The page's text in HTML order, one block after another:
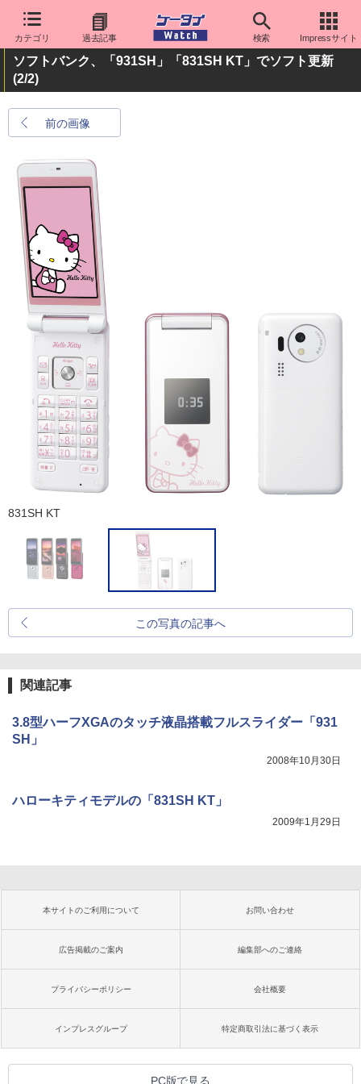
カテゴリ 過去記事 検索 Impressサイト
ソフトバンク、「931SH」「831SH KT」でソフト更新
(2/2)
前の画像
831SH KT
この写真の記事へ
関連記事
3.8型ハーフXGAのタッチ液晶搭載フルスライダー「931
SH」
2008年10月30日
ハローキティモデルの「831SH KT」
2009年1月29日
本サイトのご利用について お問い合わせ
広告掲載のご案内 編集部へのご連絡
プライバシーポリシー 会社概要
インプレスグループ 特定商取引法に基づく表示
PC版で見る